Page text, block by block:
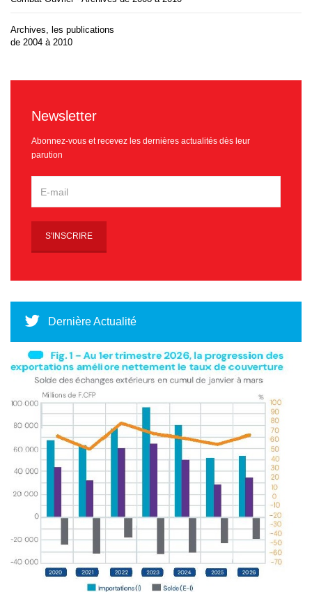
Archives, les publications
de 2004 à 2010
Newsletter
Abonnez-vous et recevez les dernières actualités dès leur
parution
Dernière Actualité